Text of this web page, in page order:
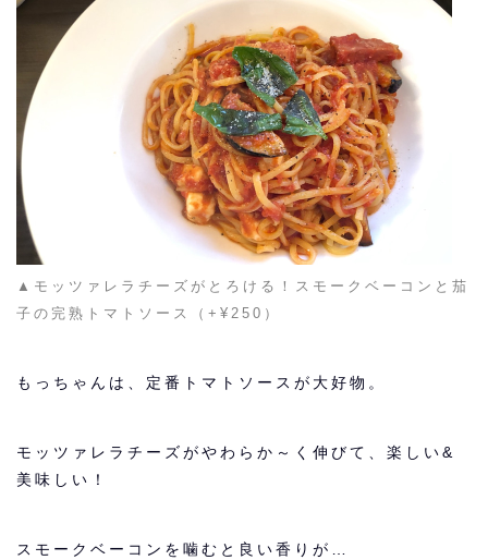
▲モッツァレラチーズがとろける！スモークベーコンと茄
子の完熟トマトソース（+¥250）
もっちゃんは、定番トマトソースが大好物。
モッツァレラチーズがやわらか～く伸びて、楽しい&
美味しい！
スモークベーコンを噛むと良い香りが…